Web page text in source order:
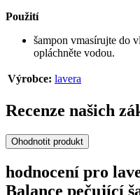
Použití
šampon vmasírujte do
opláchněte vodou.
Výrobce: lavera
Recenze našich
Ohodnotit produkt
hodnocení pro
Balance pečující